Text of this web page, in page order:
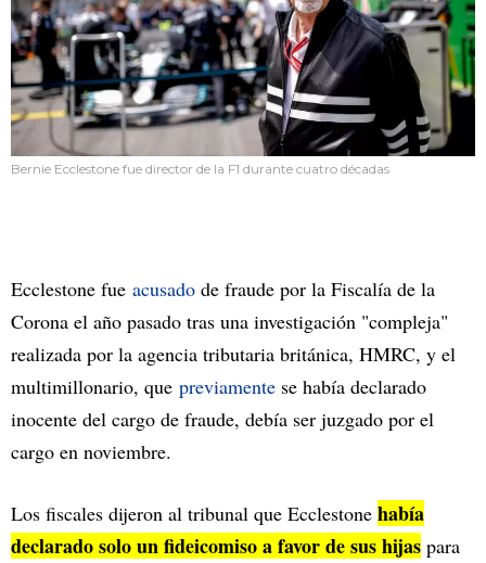
Bernie Ecclestone fue director de la F1 durante cuatro décadas
Ecclestone fue acusado de fraude por la Fiscalía de la
Corona el año pasado tras una investigación "compleja"
realizada por la agencia tributaria británica, HMRC, y el
multimillonario, que previamente se había declarado
inocente del cargo de fraude, debía ser juzgado por el
cargo en noviembre.
Los fiscales dijeron al tribunal que Ecclestone había
declarado solo un fideicomiso a favor de sus hijas para